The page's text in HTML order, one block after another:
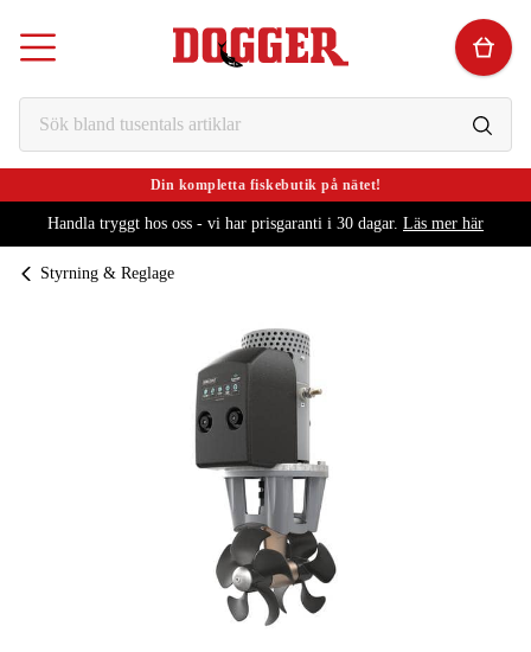
Din kompletta fiskebutik på nätet!
Handla tryggt hos oss - vi har prisgaranti i 30 dagar. Läs mer här
Styrning & Reglage